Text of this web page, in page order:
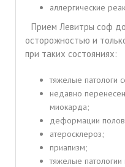
аллергические
Прием Левитры соф
осторожностью и
при таких состояниях:
тяжелые патологи
недавно
миокарда;
деформации
атеросклероз;
приапизм;
тяжелые